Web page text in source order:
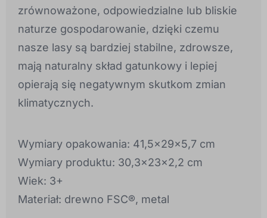
zrównoważone, odpowiedzialne lub bliskie
naturze gospodarowanie, dzięki czemu
nasze lasy są bardziej stabilne, zdrowsze,
mają naturalny skład gatunkowy i lepiej
opierają się negatywnym skutkom zmian
klimatycznych.
Wymiary opakowania: 41,5x29x5,7 cm
Wymiary produktu: 30,3x23x2,2 cm
Wiek: 3+
Materiał: drewno FSC®, metal